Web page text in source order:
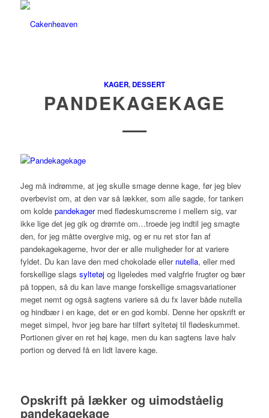
KAGER,DESSERT
PANDEKAGEKAGE
Jeg må indrømme, at jeg skulle smage denne kage, før jeg blev
overbevist om, at den var så lækker, som alle sagde, for tanken
om kolde pandekagermed flødeskumscreme i mellem sig, var
ikke lige det jeg gik og drømte om…troede jeg indtil jeg smagte
den, for jeg måtte overgive mig, og er nu ret stor fan af
pandekagekagerne, hvor der er alle muligheder for at variere
fyldet. Du kan lave den med chokolade eller nutella, eller med
forskellige slags syltetøjog ligeledes med valgfrie frugter og bær
på toppen, så du kan lave mange forskellige smagsvariationer
meget nemt og også sagtens variere så du fx laver både nutella
og hindbær i en kage, det er en god kombi. Denne her opskrift er
meget simpel, hvor jeg bare har tilført syltetøj til flødeskummet.
Portionen giver en ret høj kage, men du kan sagtens lave halv
portion og derved få en lidt lavere kage.
Opskrift på lækker og uimodståelig
pandekagekage